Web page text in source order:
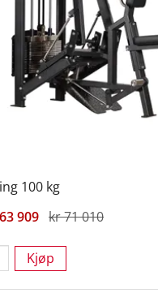
100 kg
909 kr 71 010
Kjøp